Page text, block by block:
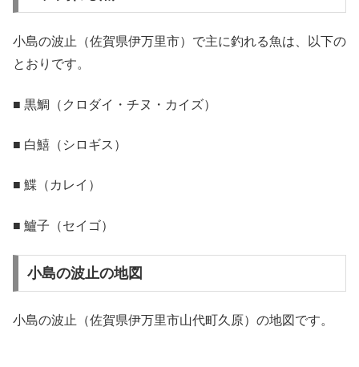
小島の波止（佐賀県伊万里市）で主に釣れる魚は、以下の
とおりです。
■ 黒鯛（クロダイ・チヌ・カイズ）
■ 白鱚（シロギス）
■ 鰈（カレイ）
■ 鱸子（セイゴ）
小島の波止の地図
小島の波止（佐賀県伊万里市山代町久原）の地図です。